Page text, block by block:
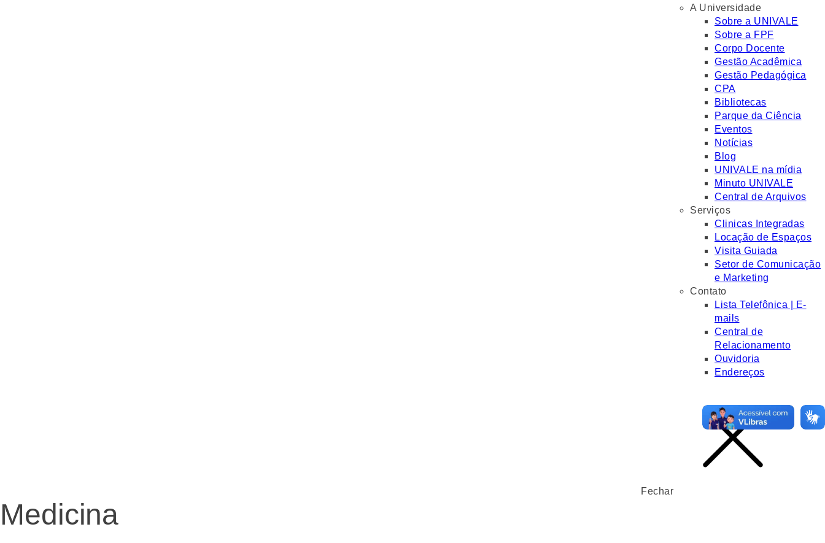
A Universidade
Sobre a UNIVALE
Sobre a FPF
Corpo Docente
Gestão Acadêmica
Gestão Pedagógica
CPA
Bibliotecas
Parque da Ciência
Eventos
Notícias
Blog
UNIVALE na mídia
Minuto UNIVALE
Central de Arquivos
Serviços
Clinicas Integradas
Locação de Espaços
Visita Guiada
Setor de Comunicação
e Marketing
Contato
Lista Telefônica | E-
mails
Central de
Relacionamento
Ouvidoria
Endereços
Fechar
Medicina